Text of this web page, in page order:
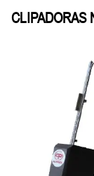
CLIPADORAS